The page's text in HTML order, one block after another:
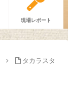
現場レポート
タカラスタ